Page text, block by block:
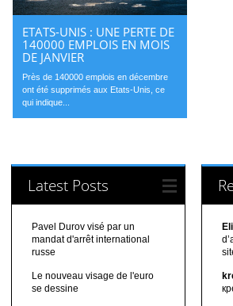
ETATS-UNIS : UNE PERTE DE
140000 EMPLOIS EN MOIS
DE JANVIER
Près de 140000 emplois en décembre
ont été supprimés aux Etats-Unis, ce
qui indique...
Latest Posts
Pavel Durov visé par un
mandat d'arrêt international
russe
Le nouveau visage de l'euro
se dessine